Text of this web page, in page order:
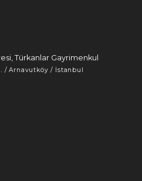
Türkanlar Gayrimenkul
/ Arnavutköy / İstanbul